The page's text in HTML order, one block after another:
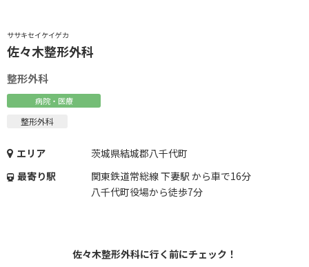
ササキセイケイゲカ
佐々木整形外科
整形外科
病院・医療
整形外科
エリア
茨城県結城郡八千代町
最寄り駅
関東鉄道常総線 下妻駅 から車で16分
八千代町役場から徒歩7分
佐々木整形外科に行く前にチェック！